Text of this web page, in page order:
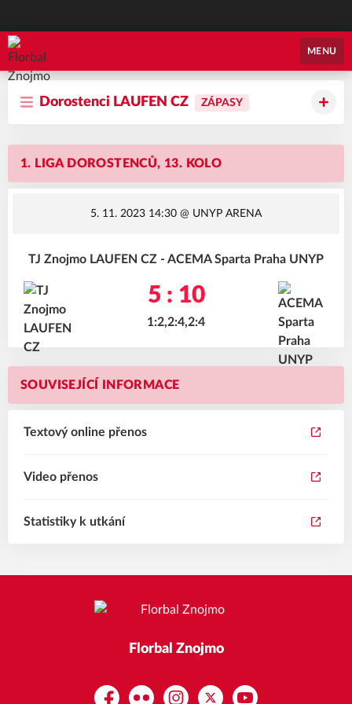
Florbal Znojmo
MENU
Dorostenci LAUFEN CZ ZÁPASY
1. LIGA DOROSTENCŮ, 13. KOLO
5. 11. 2023 14:30 @ UNYP ARENA
TJ Znojmo LAUFEN CZ - ACEMA Sparta Praha UNYP
5 : 10
1:2,2:4,2:4
SOUVISEJÍCÍ INFORMACE
Textový online přenos
Video přenos
Statistiky k utkání
Florbal Znojmo